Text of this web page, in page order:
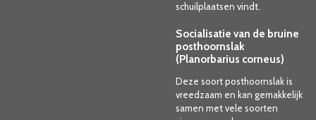
schuilplaatsen vindt.
Socialisatie van de bruine
posthoornslak
(Planorbarius corneus)
Deze soort posthoornslak is
vreedzaam en kan gemakkelijk
samen met vele soorten